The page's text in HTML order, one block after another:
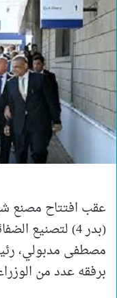
عقب افتتاح مصنع
(بدر 4) لتصنيع
مصطفى مدبولي،
برفقه عدد من